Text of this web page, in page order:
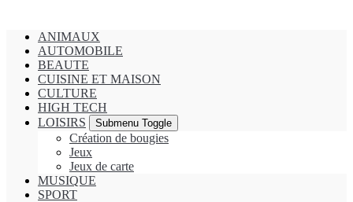
ANIMAUX
AUTOMOBILE
BEAUTE
CUISINE ET MAISON
CULTURE
HIGH TECH
LOISIRS
Submenu Toggle
Création de bougies
Jeux
Jeux de carte
MUSIQUE
SPORT